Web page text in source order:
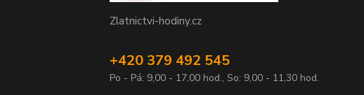
Zlatnictvi-hodiny.cz
+420 379 492 545
Po - Pá: 9,00 - 17,00 hod., So: 9,00 - 11,30 hod.